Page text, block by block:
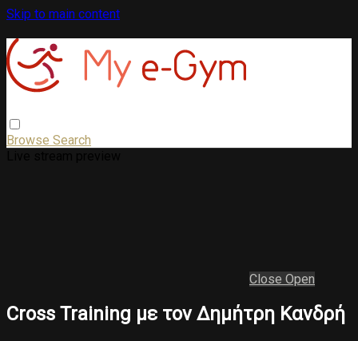
Skip to main content
Browse Search
Close Open
Cross Training με τον Δημήτρη Κανδρή